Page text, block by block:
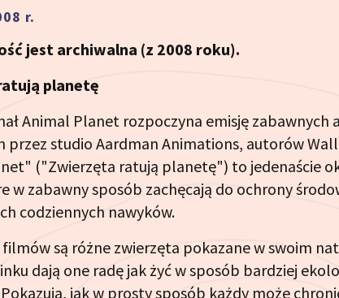
r.
jest archiwalna (z 2008 roku).
planetę
Animal Planet rozpoczyna emisję
przez studio Aardman Animations, autorów
("Zwierzęta ratują planetę") to jedenaście
w zabawny sposób zachęcają do ochrony
codziennych nawyków.
są różne zwierzęta pokazane w swoim
dają one radę jak żyć w sposób bardziej
jak w prosty sposób każdy może